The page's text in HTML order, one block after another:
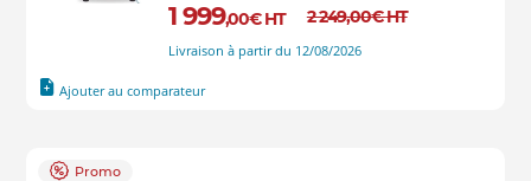
1 999,00€ HT 2 249,00€HT
Livraison à partir du 12/08/2026
Ajouter au comparateur
Promo